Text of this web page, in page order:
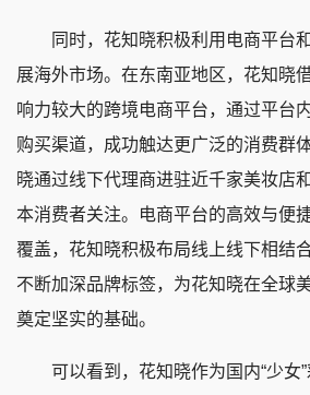
同时，花知晓积极利用电商平台和
展海外市场。在东南亚地区，花知晓
响力较大的跨境电商平台，通过平台
购买渠道，成功触达更广泛的消费群
晓通过线下代理商进驻近千家美妆店
本消费者关注。电商平台的高效与便
覆盖，花知晓积极布局线上线下相结
不断加深品牌标签，为花知晓在全球
奠定坚实的基础。
可以看到，花知晓作为国内“少女”